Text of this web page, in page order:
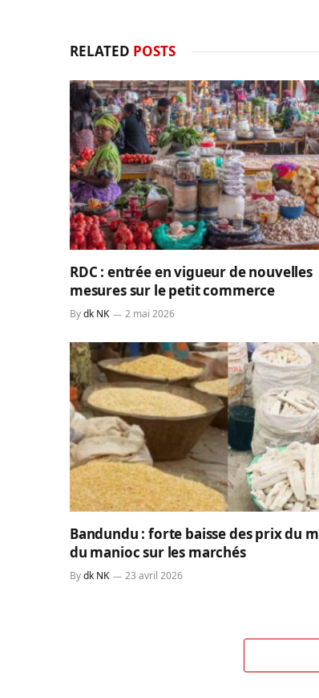
RELATED POSTS
RDC : entrée en vigueur de nouvelles
mesures sur le petit commerce
Bydk NK 2 mai 2026
Bandundu : forte baisse des prix du
du manioc sur les marchés
Bydk NK 23 avril 2026